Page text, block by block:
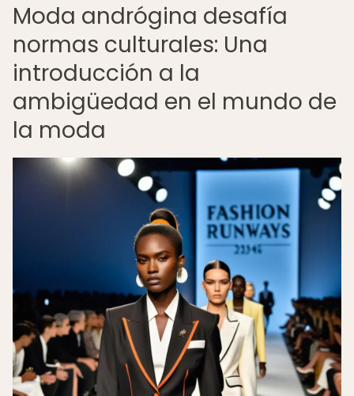
Moda andrógina desafía
normas culturales: Una
introducción a la
ambigüedad en el mundo de
la moda